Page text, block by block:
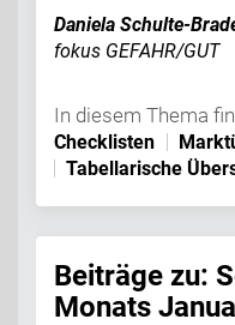
Daniela Schulte-
fokus GEFAHR/GUT
In diesem Thema
Checklisten
Tabellarische
Beiträge zu:
Monats